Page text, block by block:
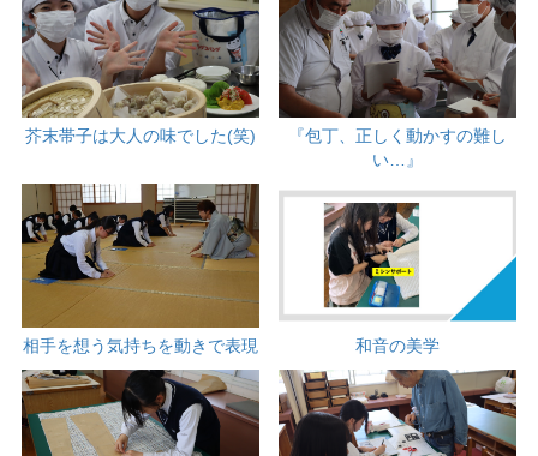
芥末帯子は大人の味でした(笑)
『包丁、正しく動かすの難し
い…』
相手を想う気持ちを動きで表現 和音の美学